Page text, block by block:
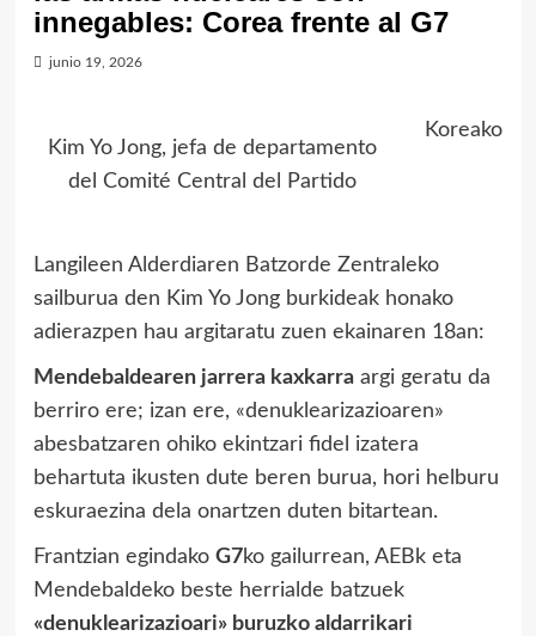
innegables: Corea frente al G7
junio 19, 2026
Kim Yo Jong, jefa de departamento
del Comité Central del Partido
Koreako
Langileen Alderdiaren Batzorde Zentraleko
sailburua den Kim Yo Jong burkideak honako
adierazpen hau argitaratu zuen ekainaren 18an:
Mendebaldearen jarrera kaxkarraargi geratu da
berriro ere; izan ere, «denuklearizazioaren»
abesbatzaren ohiko ekintzari fidel izatera
behartuta ikusten dute beren burua, hori helburu
eskuraezina dela onartzen duten bitartean.
Frantzian egindako G7ko gailurrean, AEBk eta
Mendebaldeko beste herrialde batzuek
«denuklearizazioari» buruzko aldarrikari